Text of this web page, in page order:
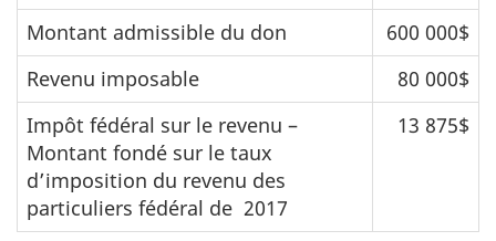
Montant admissible du don
600 000$
Revenu imposable
80 000$
Impôt fédéral sur le revenu –
Montant fondé sur le taux
d’imposition du revenu des
particuliers fédéral de 2017
13 875$